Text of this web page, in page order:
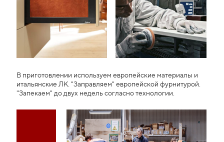
В приготовлении используем европейские материалы и
итальянские ЛК. "Заправляем" европейской фурнитурой.
"Запекаем" до двух недель согласно технологии.